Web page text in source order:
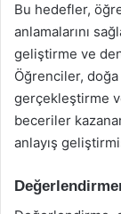
Bu hedefler,
anlamalarını
geliştirme ve
Öğrenciler, doğa
gerçekleştirme
beceriler
anlayış